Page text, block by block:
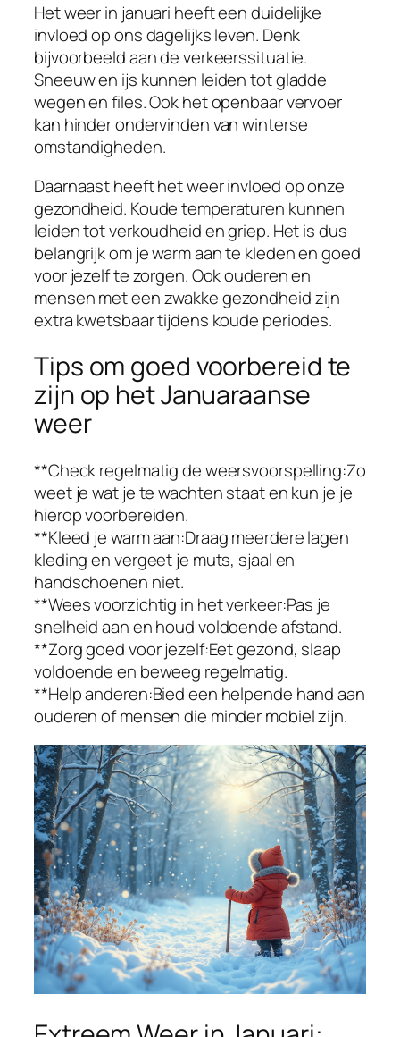
Het weer in januari heeft een duidelijke
invloed op ons dagelijks leven. Denk
bijvoorbeeld aan de verkeerssituatie.
Sneeuw en ijs kunnen leiden tot gladde
wegen en files. Ook het openbaar vervoer
kan hinder ondervinden van winterse
omstandigheden.
Daarnaast heeft het weer invloed op onze
gezondheid. Koude temperaturen kunnen
leiden tot verkoudheid en griep. Het is dus
belangrijk om je warm aan te kleden en goed
voor jezelf te zorgen. Ook ouderen en
mensen met een zwakke gezondheid zijn
extra kwetsbaar tijdens koude periodes.
Tips om goed voorbereid te
zijn op het Januaraanse
weer
**Check regelmatig de weersvoorspelling:Zo
weet je wat je te wachten staat en kun je je
hierop voorbereiden.
**Kleed je warm aan:Draag meerdere lagen
kleding en vergeet je muts, sjaal en
handschoenen niet.
**Wees voorzichtig in het verkeer:Pas je
snelheid aan en houd voldoende afstand.
**Zorg goed voor jezelf:Eet gezond, slaap
voldoende en beweeg regelmatig.
**Help anderen:Bied een helpende hand aan
ouderen of mensen die minder mobiel zijn.